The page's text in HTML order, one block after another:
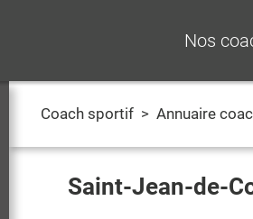
Nos
Coach sportif > Annuaire
Saint-Jean-de-